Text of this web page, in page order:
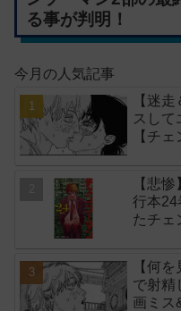
る事が判明！
今月の人気記事
【迷
スして
【チ
【悲
行本24
たチェ
【何
で射精
画ミス